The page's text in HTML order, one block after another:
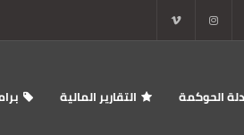
الحوكمة التقارير المالية